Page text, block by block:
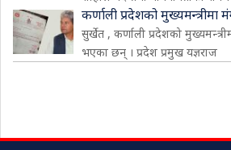
कर्णाली प्रदेशको मुख्यमन्त्रीमा
सुर्खेत , कर्णाली प्रदेशको
भएका छन् । प्रदेश प्रमुख यज्ञराज